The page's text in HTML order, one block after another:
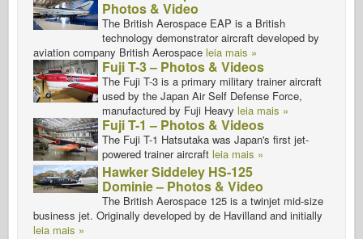
Photos & Video
The British Aerospace EAP is a British
technology demonstrator aircraft developed by
aviation company British Aerospace leia mais »
Fuji T-3 – Photos & Videos
The Fuji T-3 is a primary military trainer aircraft
used by the Japan Air Self Defense Force,
manufactured by Fuji Heavy leia mais »
Fuji T-1 – Photos & Videos
The Fuji T-1 Hatsutaka was Japan's first jet-
powered trainer aircraft leia mais »
Hawker Siddeley HS-125
Dominie – Photos & Video
The British Aerospace 125 is a twinjet mid-size
business jet. Originally developed by de Havilland and initially
leia mais »